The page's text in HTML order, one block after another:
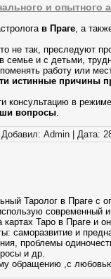
и опытного
в Праге , а
не так, преследуют
и с детьми,
работу или
истинные причины
консультацию в
вопросы
Добавил: Admin Дата:
Таролог в Праге с
современный
картах Таро в Праге и
саморазвитие и
проблемы
и др.
обращению ,с